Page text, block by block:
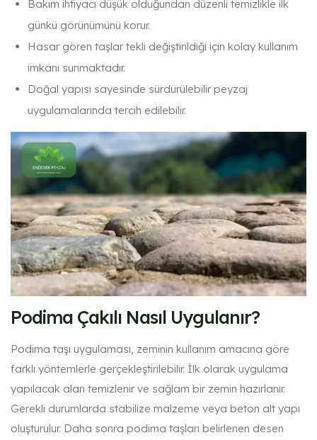
Bakım ihtiyacı düşük olduğundan düzenli temizlikle ilk
günkü görünümünü korur.
Hasar gören taşlar tekli değiştirildiği için kolay kullanım
imkanı sunmaktadır.
Doğal yapısı sayesinde sürdürülebilir peyzaj
uygulamalarında tercih edilebilir.
Podima Çakılı Nasıl Uygulanır?
Podima taşı uygulaması, zeminin kullanım amacına göre
farklı yöntemlerle gerçekleştirilebilir. İlk olarak uygulama
yapılacak alan temizlenir ve sağlam bir zemin hazırlanır.
Gerekli durumlarda stabilize malzeme veya beton alt yapı
oluşturulur. Daha sonra podima taşları belirlenen desen